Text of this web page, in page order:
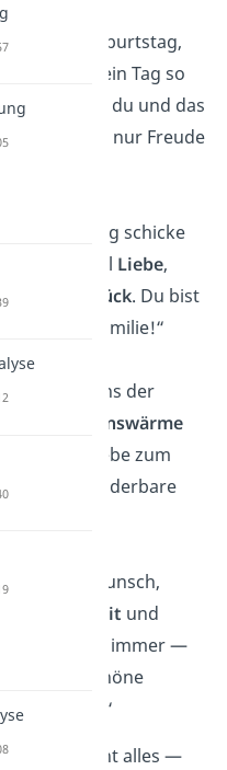
zum Geburtstag,
Möge dein Tag so
sein wie du und das
dir nur Freude
Ehrentag schicke
viel Liebe,
Glück. Du bist
unserer Familie!“
bist für uns der
Herzenswärme
. Alles Liebe zum
du wunderbare
Glückwunsch,
Weisheit und
begleiten uns immer —
weitere schöne
Jahre!“
noch nicht alles —